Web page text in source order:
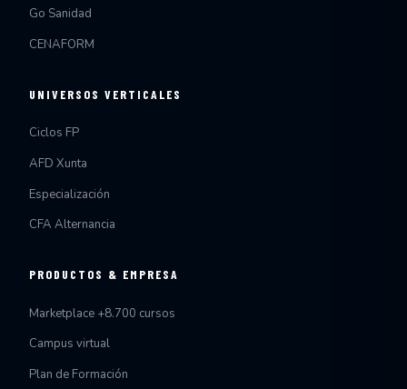
Go Sanidad
CENAFORM
UNIVERSOS VERTICALES
Ciclos FP
AFD Xunta
Especialización
CFA Alternancia
PRODUCTOS & EMPRESA
Marketplace +8.700 cursos
Campus virtual
Plan de Formación